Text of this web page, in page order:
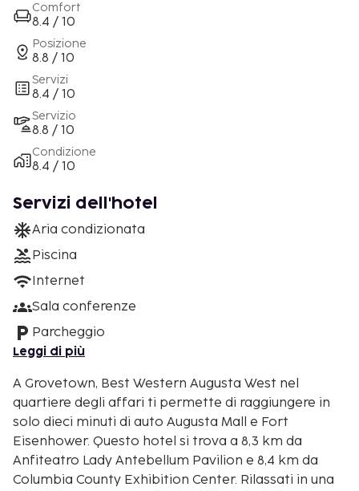
Comfort
8.4 / 10
Posizione
8.8 / 10
Servizi
8.4 / 10
Servizio
8.8 / 10
Condizione
8.4 / 10
Servizi dell'hotel
Aria condizionata
Piscina
Internet
Sala conferenze
Parcheggio
Leggi di più
A Grovetown, Best Western Augusta West nel
quartiere degli affari ti permette di raggiungere in
solo dieci minuti di auto Augusta Mall e Fort
Eisenhower. Questo hotel si trova a 8,3 km da
Anfiteatro Lady Antebellum Pavilion e 8,4 km da
Columbia County Exhibition Center. Rilassati in una